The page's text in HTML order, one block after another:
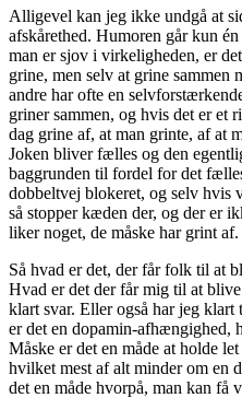
Alligevel kan jeg ikke undgå at
afskårethed. Humoren går kun
man er sjov i virkeligheden, er
grine, men selv at grine sammen
andre har ofte en
griner sammen, og hvis det er et
dag grine af, at man grinte, af at
Joken bliver fælles og den
baggrunden til fordel for det
dobbeltvej blokeret, og selv hvis
så stopper kæden der, og der er
liker noget, de måske har grint
Så hvad er det, der får folk til at
Hvad er det der får mig til at
klart svar. Eller også har jeg
er det en dopamin-afhængighed,
Måske er det en måde at holde
hvilket mest af alt minder om en
det en måde hvorpå, man kan få